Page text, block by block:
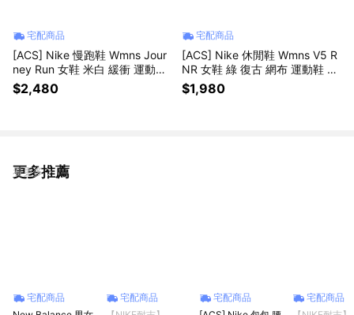
宅配商品
[ACS] Nike 慢跑鞋 Wmns Jour
ney Run 女鞋 米白 緩衝 運動鞋
IW2340-071
$2,480
宅配商品
[ACS] Nike 休閒鞋 Wmns V5 R
NR 女鞋 綠 復古 網布 運動鞋 H
Q7901-301
$1,980
更多推薦
看更多
宅配商品
宅配商品
宅配商品
宅配商品